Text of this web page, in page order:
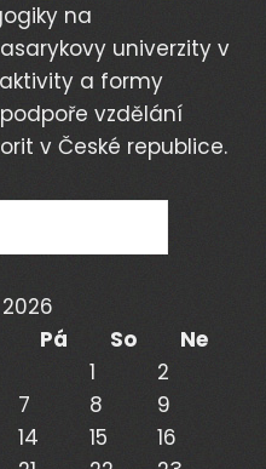
na
univerzity v
a formy
vzdělání
v České republice.
Pá So
Ne
1
2
7 8
9
14 15
16